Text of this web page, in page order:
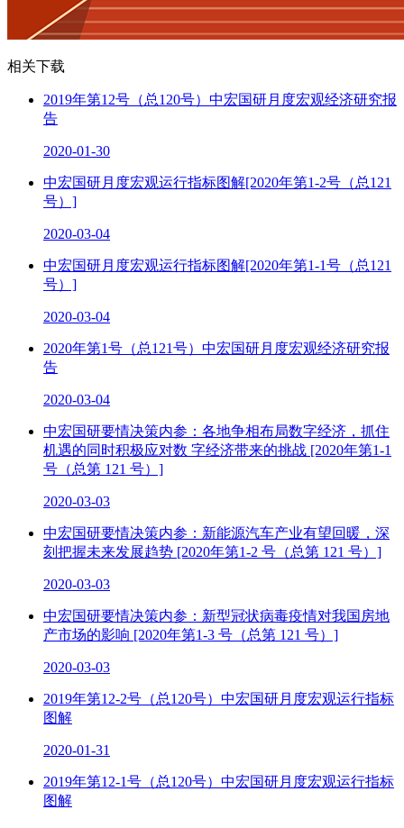
相关下载
2019年第12号（总120号）中宏国研月度宏观经济研究报
告
2020-01-30
中宏国研月度宏观运行指标图解[2020年第1-2号（总121
号）]
2020-03-04
中宏国研月度宏观运行指标图解[2020年第1-1号（总121
号）]
2020-03-04
2020年第1号（总121号）中宏国研月度宏观经济研究报
告
2020-03-04
中宏国研要情决策内参：各地争相布局数字经济，抓住
机遇的同时积极应对数 字经济带来的挑战 [2020年第1-1
号（总第 121 号）]
2020-03-03
中宏国研要情决策内参：新能源汽车产业有望回暖，深
刻把握未来发展趋势 [2020年第1-2 号（总第 121 号）]
2020-03-03
中宏国研要情决策内参：新型冠状病毒疫情对我国房地
产市场的影响 [2020年第1-3 号（总第 121 号）]
2020-03-03
2019年第12-2号（总120号）中宏国研月度宏观运行指标
图解
2020-01-31
2019年第12-1号（总120号）中宏国研月度宏观运行指标
图解